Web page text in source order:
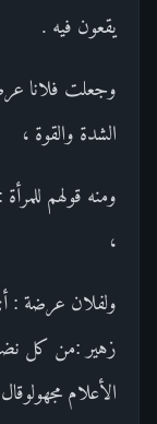
يقعون فيه .
وجعلت فلانا
الشدة والقوة ،
ومنه قولهم
،
ولفلان عرضة :
زهير :من كل
الأعلام